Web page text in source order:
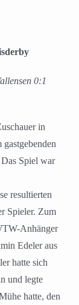
0:1
in
Spiel war
resultierten
Spieler. Zum
Anhänger
Edeler aus
hatte sich
und legte
hatte, den